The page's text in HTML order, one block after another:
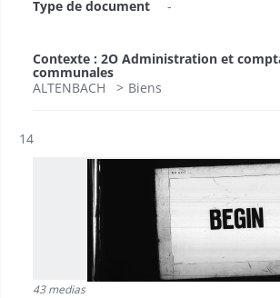
Type de document
-
Contexte : 2O Administration et
communales
ALTENBACH
Biens
Résultat n°
14
43 medias